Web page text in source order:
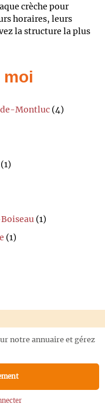
crèche pour
horaires, leurs
la structure la plus
moi
de-Montluc (4)
(1)
(1)
(1)
notre annuaire et gérez